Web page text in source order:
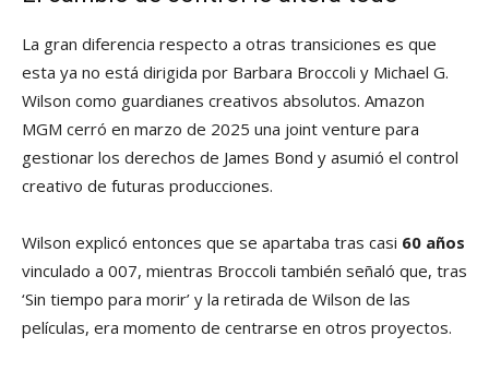
La gran diferencia respecto a otras transiciones es que
esta ya no está dirigida por Barbara Broccoli y Michael G.
Wilson como guardianes creativos absolutos. Amazon
MGM cerró en marzo de 2025 una joint venture para
gestionar los derechos de James Bond y asumió el control
creativo de futuras producciones.
Wilson explicó entonces que se apartaba tras casi 60 años
vinculado a 007, mientras Broccoli también señaló que, tras
‘Sin tiempo para morir’ y la retirada de Wilson de las
películas, era momento de centrarse en otros proyectos.